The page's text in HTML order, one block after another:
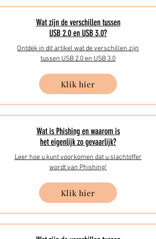
Wat zijn de verschillen tussen
USB 2.0 en USB 3.0?
Ontdek in dit artikel wat de verschillen zijn
tussen USB 2.0 en USB 3.0
Klik hier
Wat is Phishing en waarom is
het eigenlijk zo gevaarlijk?
Leer hoe u kunt voorkomen dat u slachtoffer
wordt van Phishing!
Klik hier